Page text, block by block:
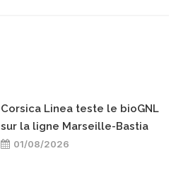
Corsica Linea teste le bioGNL
sur la ligne Marseille-Bastia
01/08/2026